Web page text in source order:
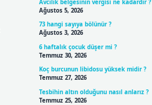
Avcılık belgesinin vergisi ne kadardır ?
Ağustos 5, 2026
73 hangi sayıya bölünür ?
Ağustos 3, 2026
6 haftalık çocuk düşer mi ?
Temmuz 30, 2026
Koç burcunun libidosu yüksek midir ?
Temmuz 27, 2026
Tesbihin altın olduğunu nasıl anlarız ?
Temmuz 25, 2026